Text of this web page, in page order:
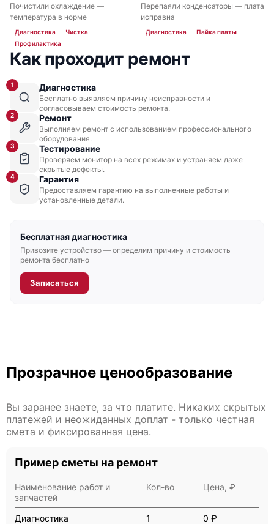
Fujitsu Primergy TX1310 M1
Fujitsu Primergy SX960 S1
Fujitsu Primergy RX4770 M6
ДО ПОСЛЕ
Почистили охлаждение —
температура в норме
Диагностика
Чистка
Профилактика
ДО ПОСЛЕ
Перепаяли конденсаторы — плата
исправна
Диагностика Пайка платы
Как проходит ремонт
1 Диагностика
Бесплатно выявляем причину неисправности и
согласовываем стоимость ремонта.
2 Ремонт
Выполняем ремонт с использованием профессионального
оборудования.
3 Тестирование
Проверяем монитор на всех режимах и устраняем даже
скрытые дефекты.
4 Гарантия
Предоставляем гарантию на выполненные работы и
установленные детали.
Бесплатная диагностика
Привозите устройство — определим причину и стоимость
ремонта бесплатно
Записаться
Прозрачное ценообразование
Вы заранее знаете, за что платите. Никаких скрытых
платежей и неожиданных доплат - только честная
смета и фиксированная цена.
Пример сметы на ремонт
Наименование работ и
запчастей
Кол-во Цена, ₽
Диагностика 1
0 ₽